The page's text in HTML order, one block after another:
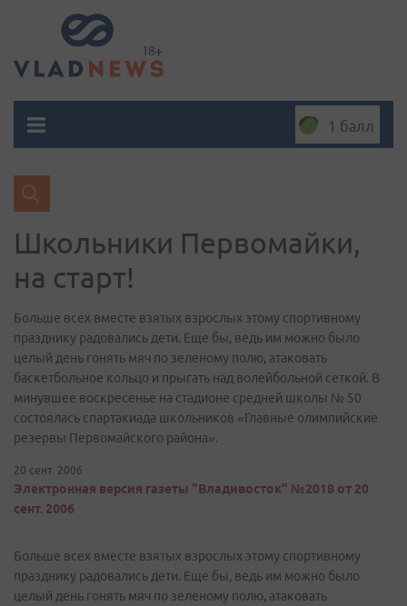
1 балл
Школьники Первомайки,
на старт!
Больше всех вместе взятых взрослых этому спортивному
празднику радовались дети. Еще бы, ведь им можно было
целый день гонять мяч по зеленому полю, атаковать
баскетбольное кольцо и прыгать над волейбольной сеткой. В
минувшее воскресенье на стадионе средней школы № 50
состоялась спартакиада школьников «Главные олимпийские
резервы Первомайского района».
20 сент. 2006
Электронная версия газеты "Владивосток" №2018 от 20
сент. 2006
Больше всех вместе взятых взрослых этому спортивному
празднику радовались дети. Еще бы, ведь им можно было
целый день гонять мяч по зеленому полю, атаковать